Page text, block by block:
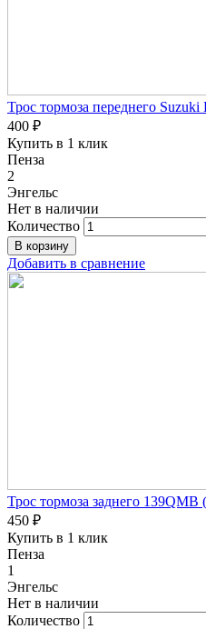
Трос тормоза переднего
400 ₽
Купить в 1 клик
Пенза
2
Энгельс
Нет в наличии
Количество
Добавить в сравнение
Трос тормоза заднего 139QMB
450 ₽
Купить в 1 клик
Пенза
1
Энгельс
Нет в наличии
Количество